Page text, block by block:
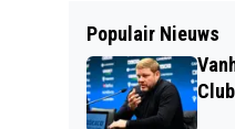
Populair Nieuws